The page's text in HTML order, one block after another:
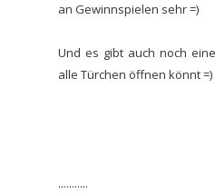
an Gewinnspielen sehr =)
Und es gibt auch noch
alle Türchen öffnen könnt =)
...........